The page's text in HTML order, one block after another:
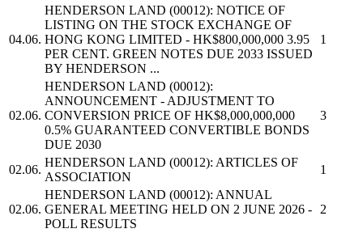
04.06.
HENDERSON LAND (00012): NOTICE OF
LISTING ON THE STOCK EXCHANGE OF
HONG KONG LIMITED - HK$800,000,000 3.95
PER CENT. GREEN NOTES DUE 2033 ISSUED
BY HENDERSON ...
1
02.06.
HENDERSON LAND (00012):
ANNOUNCEMENT - ADJUSTMENT TO
CONVERSION PRICE OF HK$8,000,000,000
0.5% GUARANTEED CONVERTIBLE BONDS
DUE 2030
3
02.06.
HENDERSON LAND (00012): ARTICLES OF
ASSOCIATION
1
02.06.
HENDERSON LAND (00012): ANNUAL
GENERAL MEETING HELD ON 2 JUNE 2026 -
POLL RESULTS
2